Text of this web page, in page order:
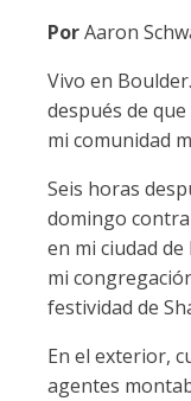
PorAaron
Vivo en
después de
mi comunidad
Seis horas
domingo
en mi ciudad
mi
festividad de
En el exterior,
agentes